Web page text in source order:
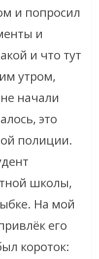
и попросил
и
и что тут
утром,
начали
это
полиции.
школы,
На мой
его
короток: